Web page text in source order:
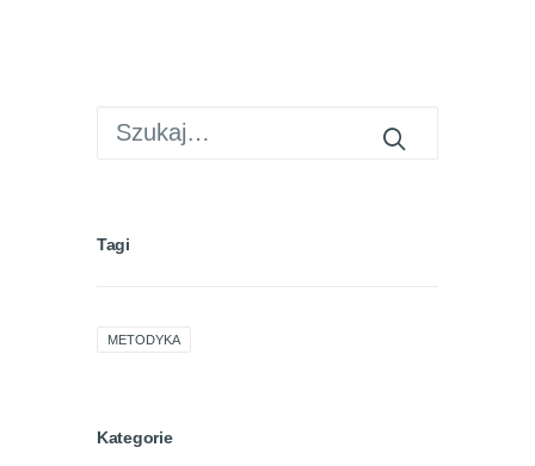
Tagi
METODYKA
Kategorie